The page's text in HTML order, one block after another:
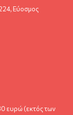
Εύοσμος
ευρώ (εκτός των